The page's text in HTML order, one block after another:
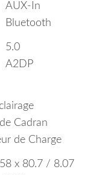
AUX-In
Bluetooth
5.0
A2DP
Cadran
de Charge
x 80.7 / 8.07